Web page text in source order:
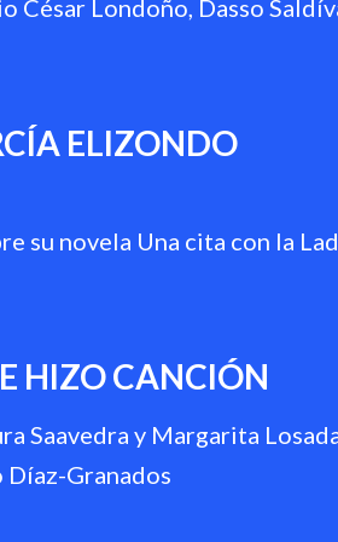
César Londoño, Dasso
ELIZONDO
su novela Una cita con la
HIZO CANCIÓN
Saavedra y Margarita
Granados